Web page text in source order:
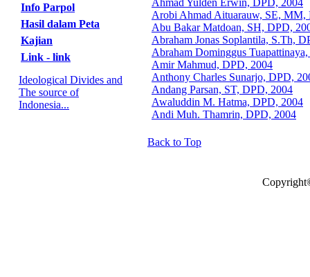
Info Parpol
Hasil dalam Peta
Kajian
Link - link
Ideological Divides and
The source of
Indonesia...
Ahmad Yulden Erwin, DPD, 2004
Arobi Ahmad Aituarauw, SE, MM,
Abu Bakar Matdoan, SH, DPD,
Abraham Jonas Soplantila, S.Th,
Abraham Dominggus
Amir Mahmud, DPD, 2004
Anthony Charles Sunarjo, DPD,
Andang Parsan, ST, DPD, 2004
Awaluddin M. Hatma, DPD, 2004
Andi Muh. Thamrin, DPD, 2004
Back to Top